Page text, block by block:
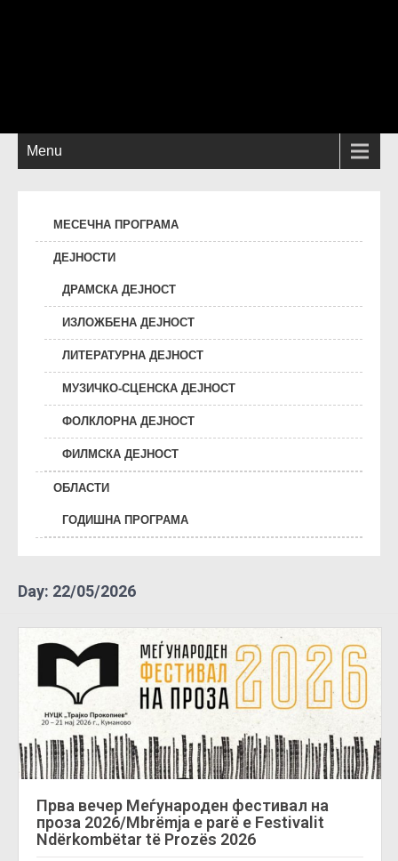
Menu
МЕСЕЧНА ПРОГРАМА
ДЕЈНОСТИ
ДРАМСКА ДЕЈНОСТ
ИЗЛОЖБЕНА ДЕЈНОСТ
ЛИТЕРАТУРНА ДЕЈНОСТ
МУЗИЧКО-СЦЕНСКА ДЕЈНОСТ
ФОЛКЛОРНА ДЕЈНОСТ
ФИЛМСКА ДЕЈНОСТ
ОБЛАСТИ
ГОДИШНА ПРОГРАМА
Day: 22/05/2026
Прва вечер Меѓународен фестивал на
проза 2026/Mbrëmja e parë e Festivalit
Ndërkombëtar të Prozës 2026